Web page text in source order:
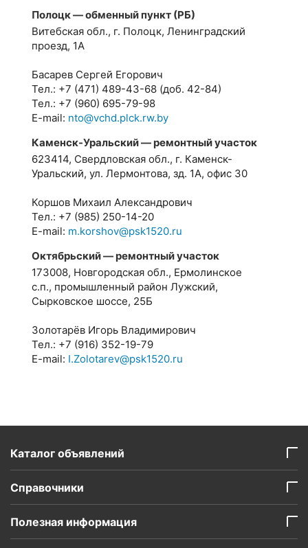
Полоцк — обменный пункт (РБ)
Витебская обл., г. Полоцк, Ленинградский
проезд, 1А
Басарев Сергей Егорович
Тел.: +7 (471) 489-43-68 (доб. 42-84)
Тел.: +7 (960) 695-79-98
E-mail: nto@vchd.plck.rw.by
Каменск-Уральский — ремонтный участок
623414, Свердловская обл., г. Каменск-
Уральский, ул. Лермонтова, зд. 1А, офис 30
Коршов Михаил Александрович
Тел.: +7 (985) 250-14-20
E-mail: m.korshov@psk1520.ru
Октябрьский — ремонтный участок
173008, Новгородская обл., Ермолинское
с.п., промышленный район Лужский,
Сырковское шоссе, 25Б
Золотарёв Игорь Владимирович
Тел.: +7 (916) 352-19-79
E-mail: I.Zolotarev@psk1520.ru
Каталог объявлений
Справочники
Полезная информация